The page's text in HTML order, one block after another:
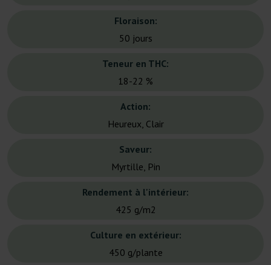
Floraison:
50 jours
Teneur en THC:
18-22 %
Action:
Heureux, Clair
Saveur:
Myrtille, Pin
Rendement à l'intérieur:
425 g/m2
Culture en extérieur:
450 g/plante